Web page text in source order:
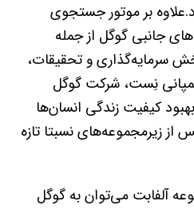
بر موتور جستجوی
جانبی گوگل از جمله
سرمایه‌گذاری و تحقیقات،
نِست، شرکت گوگل
کیفیت زندگی انسان‌ها
زیرمجموعه‌های نسبتا تازه
آلفابت می‌توان به گوگل